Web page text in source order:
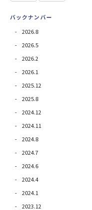
バックナンバー
2026.8
2026.5
2026.2
2026.1
2025.12
2025.8
2024.12
2024.11
2024.8
2024.7
2024.6
2024.4
2024.1
2023.12